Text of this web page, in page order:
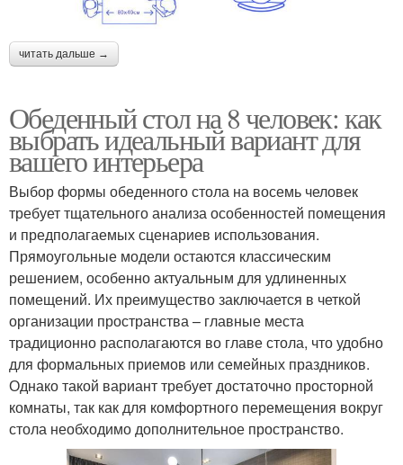
читать дальше →
Обеденный стол на 8 человек: как
выбрать идеальный вариант для
вашего интерьера
Выбор формы обеденного стола на восемь человек
требует тщательного анализа особенностей помещения
и предполагаемых сценариев использования.
Прямоугольные модели остаются классическим
решением, особенно актуальным для удлиненных
помещений. Их преимущество заключается в четкой
организации пространства – главные места
традиционно располагаются во главе стола, что удобно
для формальных приемов или семейных праздников.
Однако такой вариант требует достаточно просторной
комнаты, так как для комфортного перемещения вокруг
стола необходимо дополнительное пространство.